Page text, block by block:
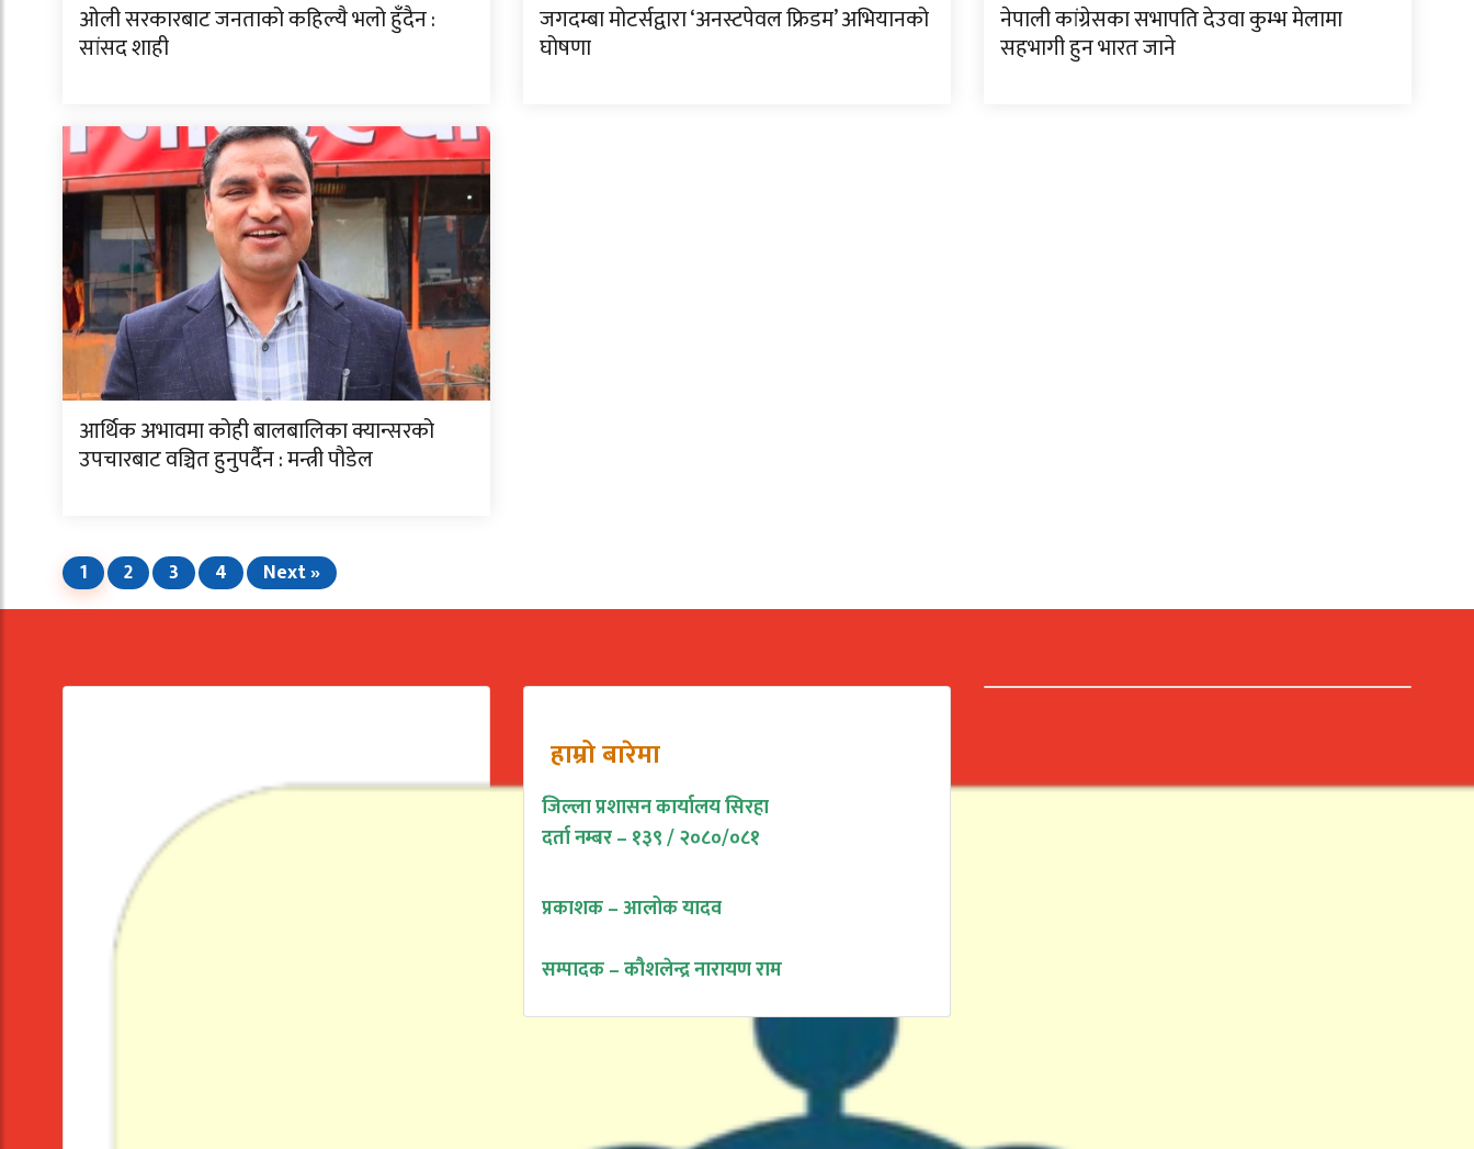
ओली सरकारबाट जनताको कहिल्यै भलो हुँदैन :
सांसद शाही
जगदम्बा मोटर्सद्वारा ‘अनस्टपेवल फ्रिडम’ अभियानको
घोषणा
नेपाली कांग्रेसका सभापति देउवा कुम्भ मेलामा
सहभागी हुन भारत जाने
आर्थिक अभावमा कोही बालबालिका क्यान्सरको
उपचारबाट वञ्चित हुनुपर्दैन : मन्त्री पौडेल
1 2 3 4 Next »
हाम्रो बारेमा
जिल्ला प्रशासन कार्यालय सिरहा
दर्ता नम्बर – १३९ / २०८०/०८१
प्रकाशक – आलोक यादव
सम्पादक – कौशलेन्द्र नारायण राम